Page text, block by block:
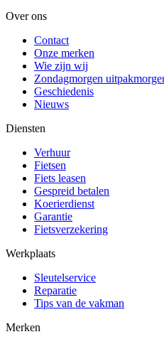
Over ons
Contact
Onze merken
Wie zijn wij
Zondagmorgen
Geschiedenis
Nieuws
Diensten
Verhuur
Fietsen
Fiets leasen
Gespreid betalen
Koerierdienst
Garantie
Fietsverzekering
Werkplaats
Sleutelservice
Reparatie
Tips van de vakman
Merken